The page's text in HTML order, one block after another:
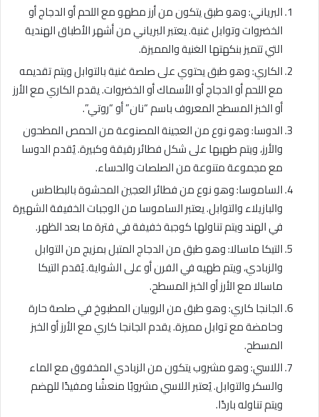
البرياني: وهو طبق يتكون من أرز مطهو مع اللحم أو الدجاج أو
الخضروات وتوابل غنية. يعتبر البرياني من أشهر الأطباق الهندية
التي تتميز بنكهتها الغنية والمميزة.
الكاري: وهو طبق يحتوي على صلصة غنية بالتوابل ويتم تقديمه
مع اللحم أو الدجاج أو الأسماك أو الخضروات. يقدم الكاري مع الأرز
أو الخبز المسطح المعروف باسم “نان” أو “روتي”.
الدوسا: وهو نوع من العجينة المصنوعة من الحمص المطحون
والأرز، ويتم طهيها على شكل فطائر رقيقة وكبيرة. يُقدم الدوسا
مع مجموعة متنوعة من الصلصات والحساء.
الساموسا: وهو نوع من فطائر العجين المحشوة بالبطاطس
والبازيلاء والتوابل. يعتبر الساموسا من الوجبات الخفيفة الشهيرة
في الهند ويتم تناولها كوجبة خفيفة في فترة ما بعد الظهر.
التيكا ماسالا: وهو طبق من الدجاج المتبل بمزيج من التوابل
والزبادي، ويتم طهيه في الفرن أو على الشواية. يُقدم التيكا
ماسالا مع الأرز أو الخبز المسطح.
الجانجا كاري: وهو طبق من الروبيان المطبوخ في صلصة حارة
وحامضة مع توابل مميزة. يقدم الجانجا كاري مع الأرز أو الخبز
المسطح.
اللاسي: وهو مشروب يتكون من الزبادي المخفوق مع الماء
والسكر والتوابل. يُعتبر اللاسي مشروبًا منعشًا ومفيدًا للهضم
ويتم تناوله باردًا.